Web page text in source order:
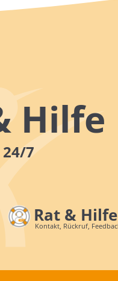
Hilfe
7
Rat &
Kontakt, Rückruf,